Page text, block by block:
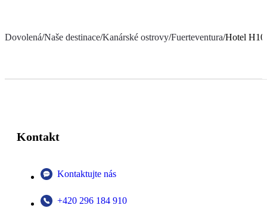
Dovolená/Naše destinace/Kanárské ostrovy/Fuerteventura/Hotel H10
Kontakt
Kontaktujte nás
+420 296 184 910